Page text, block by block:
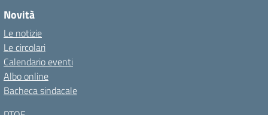
Novità
Le notizie
Le circolari
Calendario eventi
Albo online
Bacheca sindacale